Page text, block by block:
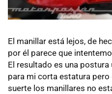
El manillar está lejos, de
por él parece que
El resultado es una
para mi corta estatura
suerte los manillares no